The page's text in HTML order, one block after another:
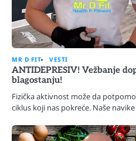
MR D FIT VESTI
ANTIDEPRESIV! Vežbanje
blagostanju!
Fizička aktivnost može da
ciklus koji nas pokreće. Naše